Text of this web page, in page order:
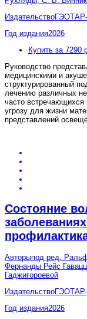
Издательство
Год издания2026
Купить за 7290
Руководство
медицинскими и
структурированный
лечению различных
часто
угрозу для жизни
представлений
Состояние
Авторыпод ред.
Фернанды Рейс
Гаджигороевой
Издательство
Год издания2026